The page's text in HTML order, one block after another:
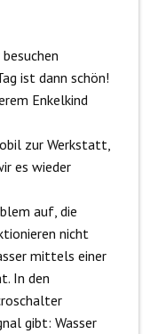
ist dann schön!
Enkelkind
zur Werkstatt,
es wieder
auf, die
nicht
mittels einer
In den
gibt: Wasser